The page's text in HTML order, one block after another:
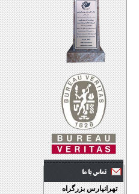
تهرانپارس بزرگراه